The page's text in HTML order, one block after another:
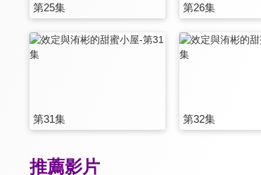
第25集 第26集
第31集 第32集
推薦影片